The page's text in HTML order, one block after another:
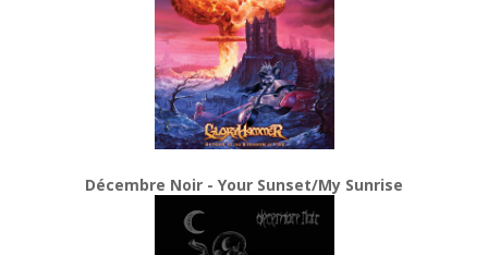
Décembre Noir - Your Sunset/My Sunrise